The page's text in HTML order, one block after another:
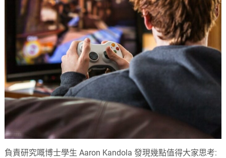
負責研究嘅博士學生 Aaron Kandola 發現幾點值得大家思考: